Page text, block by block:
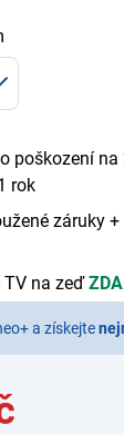
poškození na
rok
záruky +
na zeď
a získejte